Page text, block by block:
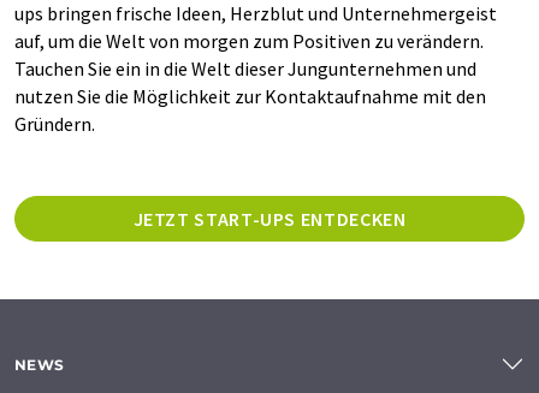
ups bringen frische Ideen, Herzblut und Unternehmergeist
auf, um die Welt von morgen zum Positiven zu verändern.
Tauchen Sie ein in die Welt dieser Jungunternehmen und
nutzen Sie die Möglichkeit zur Kontaktaufnahme mit den
Gründern.
JETZT START-UPS ENTDECKEN
NEWS